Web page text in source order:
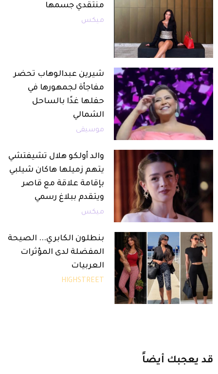
منتقدي جسمها
ميكس
شيرين عبدالوهاب تحضر
مفاجأة لجمهورها في
حفلها غدًا بالساحل
الشمالي
موسيقى
والد أولكو هلال تشيفتشي
يتهم زميلها هاكان شيلبي
بإقامة علاقة مع قاصر
ويتقدم ببلاغ رسمي
ميكس
بنطلون الكابري... الصيحة
المفضلة لدى المؤثرات
العربيات
HIGHSTREET
قد يعجبك أيضاً